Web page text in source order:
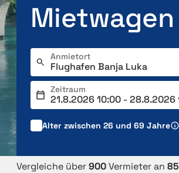
Anmietort
Zeitraum
Alter zwischen 26 und 69 Jahre
Vergleiche über900Vermieter an